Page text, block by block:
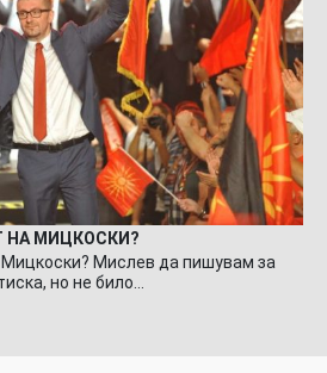
НА МИЦКОСКИ?
Мицкоски? Мислев да пишувам за
но не било…